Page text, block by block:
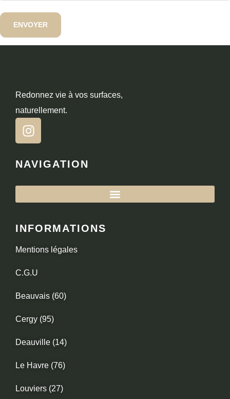
Redonnez vie à vos surfaces,
naturellement.
NAVIGATION
INFORMATIONS
Mentions légales
C.G.U
Beauvais (60)
Cergy (95)
Deauville (14)
Le Havre (76)
Louviers (27)